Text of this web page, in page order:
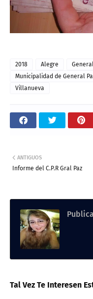
2018 Alegre
Municipalidad de General
Villanueva
ANTIGUOS
Informe del C.P.R Gral Paz
Tal Vez Te Interesen